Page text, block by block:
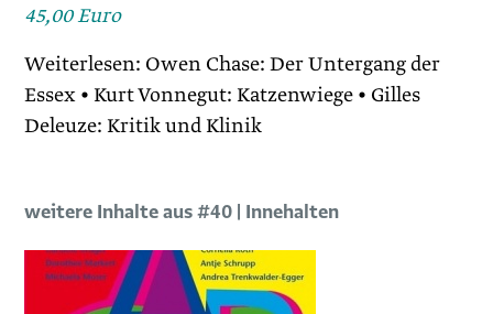
45,00 Euro
Weiterlesen: Owen Chase: Der Untergang der
Essex • Kurt Vonnegut: Katzenwiege • Gilles
Deleuze: Kritik und Klinik
weitere Inhalte aus #40 | Innehalten